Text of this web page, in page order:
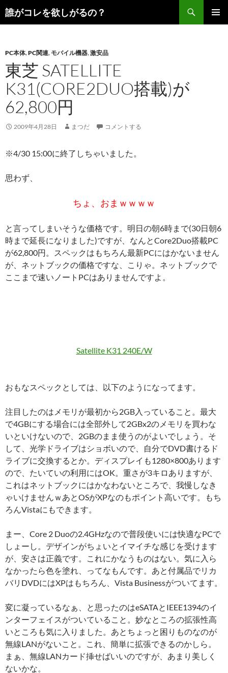
コ
ン
ツ
へ
ス
プ
誰がコレを欲しがるの？
検
索
PC本体,PC関連, モバイル機器,激安品
東芝 SATELLITE
K31(CORE2DUO搭載)が
62,800円
2009年4月28日 まつだ コメントする
※4/30 15:00に終了しちゃいました。
思わず、
ちょ、おまｗｗｗｗ
と言ってしまいそうな価格です。明日の朝6時まで(30日朝6
時まで延長になりました)ですが、なんとCore2Duo搭載PC
が62,800円。スペックはもちろん最新PCにはかないません
が、ネットブックの価格ですな、こりゃ。ネットブックで
ここまで速いノートPCはありませんですよ。
Satellite K31 240E/W
おもなスペックとしては、以下のようになってます。
注目したのはメモリが最初から2GB入っていること。最大
で4GBにする場合には全部外して2GBx2のメモリを買わな
いといけないので、2GBのまま使うのがよいでしょう。そ
して、光学ドライブはショボいので、自分でDVD書けるド
ライブに交換するとか。ディスプレイも1280×800あります
ので、たいていの利用にはOK。重さが3キロありますが、
これはネットブックにはかなわないところで、我慢しなき
ゃいけませんｗあとOSがXPなのもポイント高いです。もち
ろんVistaにもできます。
まー、Core 2 Duoの2.4GHzなので普段使いには快適なPCで
しょーし。デザインがちょいとイマイチな感じを受けます
が、安さは正義です。これにかなうものはない。気に入ら
なかったら色を塗れ、ってなもんです。あと付属品でリカ
バリDVDにはXPはもちろん、Vista Businessがついてます。
変に凝っているなぁ、と思ったのはeSATAとIEEE1394のイ
ンターフェイスがついていること。妙なところの拡張性高
いところも気に入りました。あとちょっと困りものなのが
無線LANがないこと。これ、簡単に拡張できるのかしら。
まぁ、無線LANカード挿せばいいのですが、あまり美しく
ないかな。